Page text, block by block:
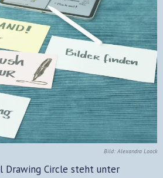
Bild: Alexandra Loock
Drawing Circle steht unter